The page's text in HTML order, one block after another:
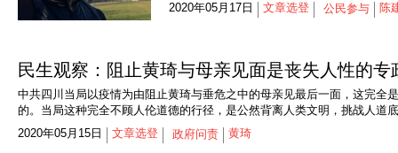
2020年05月17日
文章选登 公民参与 陈
民生观察：阻止黄琦与母亲见面是丧失人性的专
中共四川当局以疫情为由阻止黄琦与垂危之中的母亲见最后一面，这完
的。当局这种完全不顾人伦道德的行径，是公然背离人类文明，挑战人道
2020年05月15日
文章选登 政府问责 黄琦